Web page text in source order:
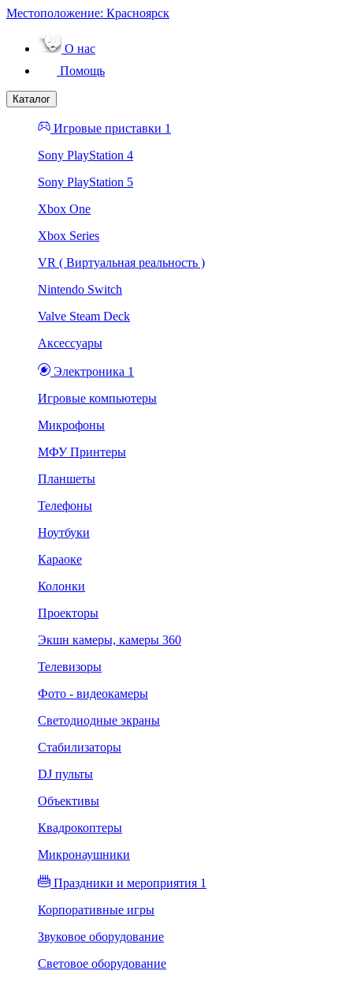
Местоположение: Красноярск
О нас
Помощь
Каталог
Игровые приставки 1
Sony PlayStation 4
Sony PlayStation 5
Xbox One
Xbox Series
VR ( Виртуальная реальность )
Nintendo Switch
Valve Steam Deck
Аксессуары
Электроника 1
Игровые компьютеры
Микрофоны
МФУ Принтеры
Планшеты
Телефоны
Ноутбуки
Караоке
Колонки
Проекторы
Экшн камеры, камеры 360
Телевизоры
Фото - видеокамеры
Светодиодные экраны
Стабилизаторы
DJ пульты
Объективы
Квадрокоптеры
Микронаушники
Праздники и мероприятия 1
Корпоративные игры
Звуковое оборудование
Световое оборудование